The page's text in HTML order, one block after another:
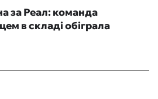
за Реал: команда
в складі обіграла